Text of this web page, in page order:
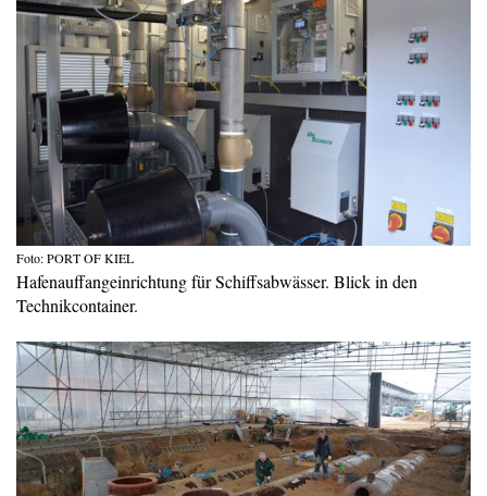
Foto: PORT OF KIEL
Hafenauffangeinrichtung für Schiffsabwässer. Blick in den
Technikcontainer.